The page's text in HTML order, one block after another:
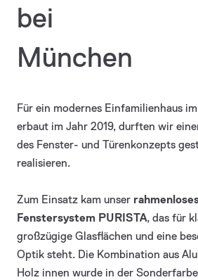
bei
München
Für ein modernes Einfamilienhaus
erbaut im Jahr 2019, durften wir
des Fenster- und Türenkonzepts
realisieren.
Zum Einsatz kam unser
Fenstersystem PURISTA, das für
großzügige Glasflächen und eine
Optik steht. Die Kombination aus
Holz innen wurde in der